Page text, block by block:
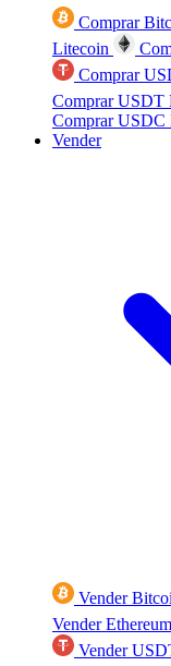
Comprar
Litecoin
Comprar
Comprar USDT
Comprar USDC
Vender
Vender
Vender Ethereum
Vender